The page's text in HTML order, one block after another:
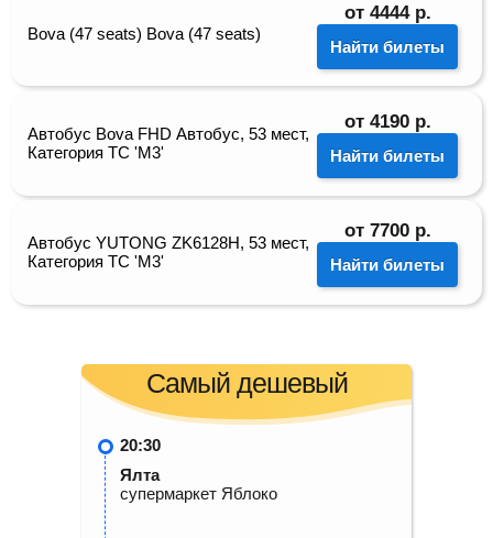
Bova (47 seats) Bova (47 seats)
от 4444 р.
Найти билеты
Автобус Bova FHD Автобус, 53 мест,
Категория ТС 'М3'
от 4190 р.
Найти билеты
Автобус YUTONG ZK6128H, 53 мест,
Категория ТС 'М3'
от 7700 р.
Найти билеты
Самый дешевый
20:30
Ялта
супермаркет Яблоко